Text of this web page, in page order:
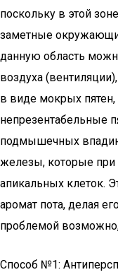
поскольку в этой
заметные
данную область
воздуха
в виде мокрых
непрезентабельные
подмышечных
железы, которые при
апикальных клеток.
аромат пота, делая
проблемой
Способ №1: